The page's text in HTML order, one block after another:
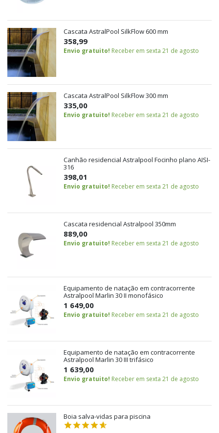
Cascata AstralPool SilkFlow 600 mm
358,99
Envio gratuito! Receber em sexta 21 de agosto
Cascata AstralPool SilkFlow 300 mm
335,00
Envio gratuito! Receber em sexta 21 de agosto
Canhão residencial Astralpool Focinho plano AISI-
316
398,01
Envio gratuito! Receber em sexta 21 de agosto
Cascata residencial Astralpool 350mm
889,00
Envio gratuito! Receber em sexta 21 de agosto
Equipamento de natação em contracorrente
Astralpool Marlin 30 II monofásico
1 649,00
Envio gratuito! Receber em sexta 21 de agosto
Equipamento de natação em contracorrente
Astralpool Marlin 30 III trifásico
1 639,00
Envio gratuito! Receber em sexta 21 de agosto
Boia salva-vidas para piscina